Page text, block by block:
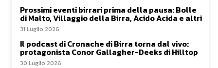
Prossimi eventi birrari prima della pausa: Bolle
di Malto, Villaggio della Birra, Acido Acida e altri
31 Luglio 2026
Il podcast di Cronache di Birra torna dal vivo:
protagonista Conor Gallagher-Deeks di Hilltop
30 Luglio 2026